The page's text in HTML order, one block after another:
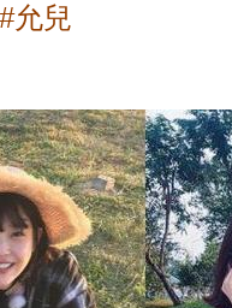
#允兒